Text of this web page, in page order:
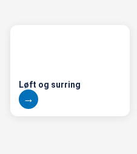
Løft og surring